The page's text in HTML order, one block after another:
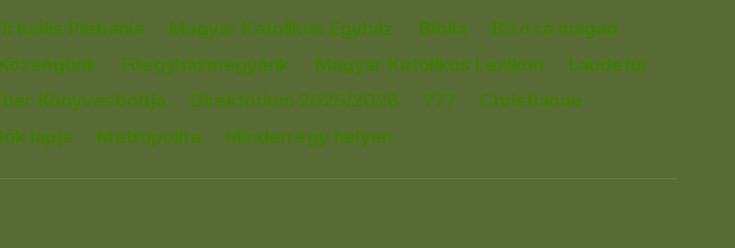
Plébánia Magyar Katolikus Egyház Biblia
Bízd rá magad
Főegyházmegyénk Magyar Katolikus Lexikon
Laudetur
Könyvesboltja Direktórium 2025/2026 777
Christianae
lapja Metropolita Minden egy helyen